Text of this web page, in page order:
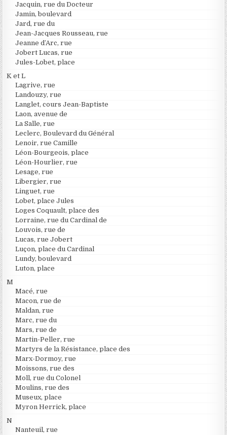
Jacquin, rue du Docteur
Jamin, boulevard
Jard, rue du
Jean-Jacques Rousseau, rue
Jeanne d’Arc, rue
Jobert Lucas, rue
Jules-Lobet, place
K et L
Lagrive, rue
Landouzy, rue
Langlet, cours Jean-Baptiste
Laon, avenue de
La Salle, rue
Leclerc, Boulevard du Général
Lenoir, rue Camille
Léon-Bourgeois, place
Léon-Hourlier, rue
Lesage, rue
Libergier, rue
Linguet, rue
Lobet, place Jules
Loges Coquault, place des
Lorraine, rue du Cardinal de
Louvois, rue de
Lucas, rue Jobert
Luçon, place du Cardinal
Lundy, boulevard
Luton, place
M
Macé, rue
Macon, rue de
Maldan, rue
Marc, rue du
Mars, rue de
Martin-Peller, rue
Martyrs de la Résistance, place des
Marx-Dormoy, rue
Moissons, rue des
Moll, rue du Colonel
Moulins, rue des
Museux, place
Myron Herrick, place
N
Nanteuil, rue